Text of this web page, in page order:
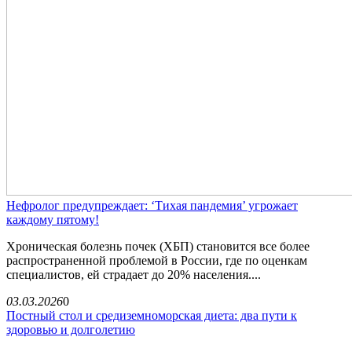
Нефролог предупреждает: ‘Тихая пандемия’ угрожает
каждому пятому!
Хроническая болезнь почек (ХБП) становится все более
распространенной проблемой в России, где по оценкам
специалистов, ей страдает до 20% населения....
03.03.20260
Постный стол и средиземноморская диета: два пути к
здоровью и долголетию